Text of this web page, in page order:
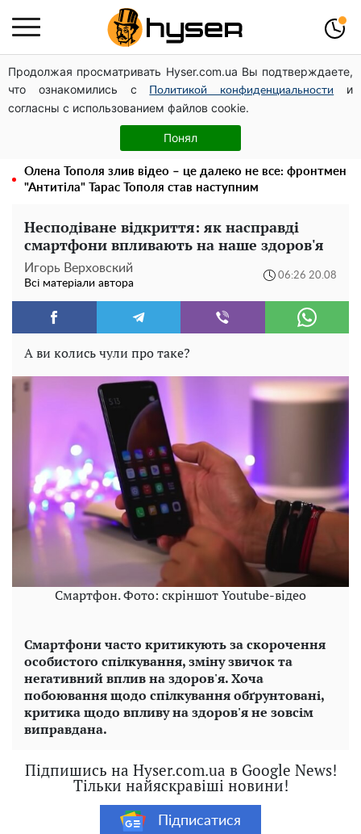
Продолжая просматривать Hyser.com.ua Вы подтверждаете,
что ознакомились с
Политикой конфиденциальности
и
согласны с использованием файлов cookie.
Понял
Дрони із націнкою: Олександр Конотопський вивів
мільйони оборонного бюджету через фіктивну фірму в
Естонії
Гола Олена Тополя у цікавих позах змусила відвисати
щелепи: злив відео – було лише початком
Олена Тополя злив відео – це далеко не все: фронтмен
"Антитіла" Тарас Тополя став наступним
Несподіване відкриття: як насправді
смартфони впливають на наше здоров'я
Игорь Верховский
Всі матеріали автора
06:26 20.08
А ви колись чули про таке?
Смартфон. Фото: скріншот Youtube-відео
Смартфони часто критикують за скорочення
особистого спілкування, зміну звичок та
негативний вплив на здоров'я. Хоча
побоювання щодо спілкування обґрунтовані,
критика щодо впливу на здоров'я не зовсім
виправдана.
Підпишись на Hyser.com.ua в Google News!
Тільки найяскравіші новини!
Підписатися